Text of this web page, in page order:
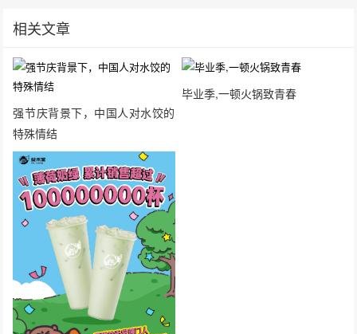
相关文章
强节庆背景下，中国人对水饺的
特殊情结
毕业季,一顿火锅致青春